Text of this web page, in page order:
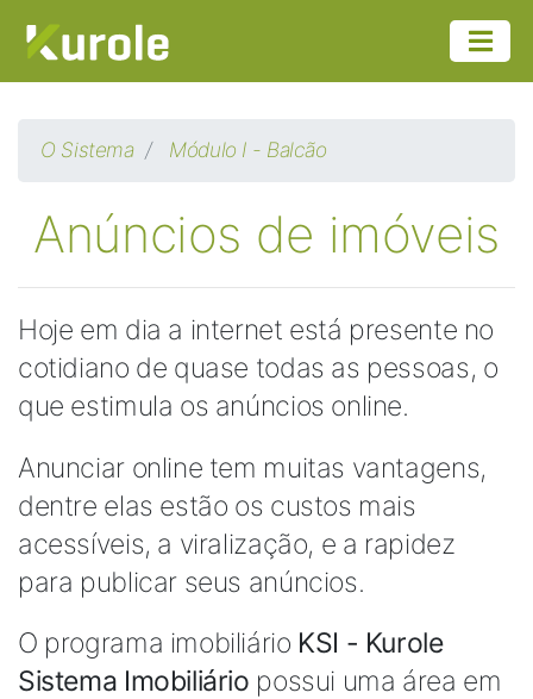
O Sistema Módulo I - Balcão
Anúncios de imóveis
Hoje em dia a internet está presente no
cotidiano de quase todas as pessoas, o
que estimula os anúncios online.
Anunciar online tem muitas vantagens,
dentre elas estão os custos mais
acessíveis, a viralização, e a rapidez
para publicar seus anúncios.
O programa imobiliário KSI - Kurole
Sistema Imobiliário possui uma área em